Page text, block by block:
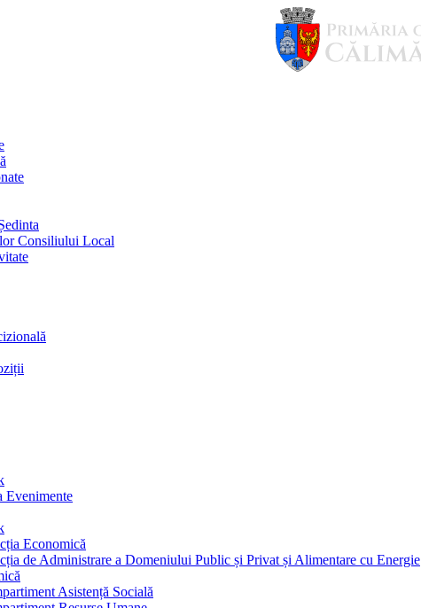
Consiliului Local
Evenimente
Economică
de Administrare a Domeniului Public și Privat și Alimentare cu Energie
Asistență Socială